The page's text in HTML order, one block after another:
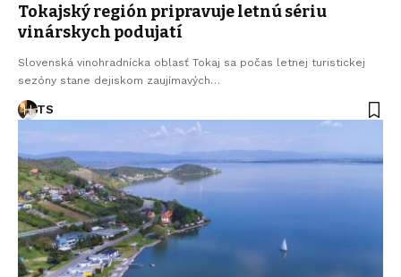
Tokajský región pripravuje letnú sériu
vinárskych podujatí
Slovenská vinohradnícka oblasť Tokaj sa počas letnej turistickej
sezóny stane dejiskom zaujímavých…
TS